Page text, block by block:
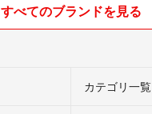
すべてのブランドを見る
カテゴリ一覧